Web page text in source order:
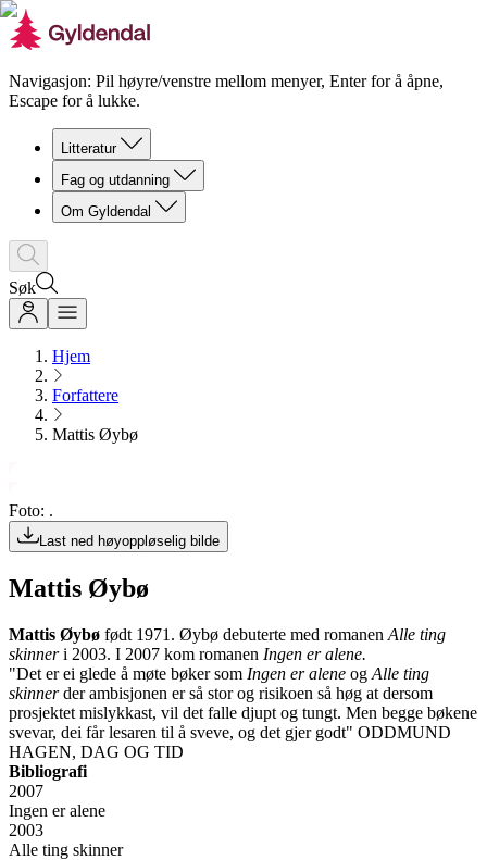
Navigasjon: Pil høyre/venstre mellom menyer, Enter for å åpne,
Escape for å lukke.
Litteratur
Fag og utdanning
Om Gyldendal
Søk
Hjem
Forfattere
Mattis Øybø
Foto: .
Last ned høyoppløselig bilde
Mattis Øybø
Mattis Øybø født 1971. Øybø debuterte med romanen Alle ting
skinneri 2003. I 2007 kom romanen Ingen er alene.
"Det er ei glede å møte bøker som Ingen er alene og Alle ting
skinnerder ambisjonen er så stor og risikoen så høg at dersom
prosjektet mislykkast, vil det falle djupt og tungt. Men begge bøkene
svevar, dei får lesaren til å sveve, og det gjer godt" ODDMUND
HAGEN, DAG OG TID
Bibliografi
2007
Ingen er alene
2003
Alle ting skinner